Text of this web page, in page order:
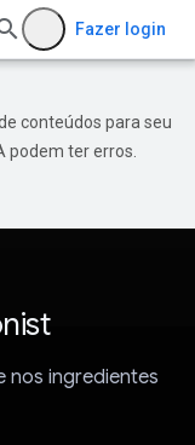
Fazer login
conteúdos para seu
podem ter erros.
nos ingredientes